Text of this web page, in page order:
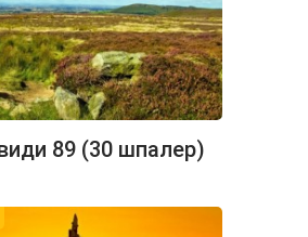
89 (30 шпалер)